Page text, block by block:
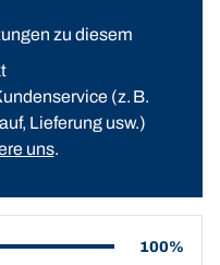
zu diesem
(z. B.
Lieferung usw.)
uns.
100%